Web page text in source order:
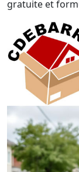
gratuite et